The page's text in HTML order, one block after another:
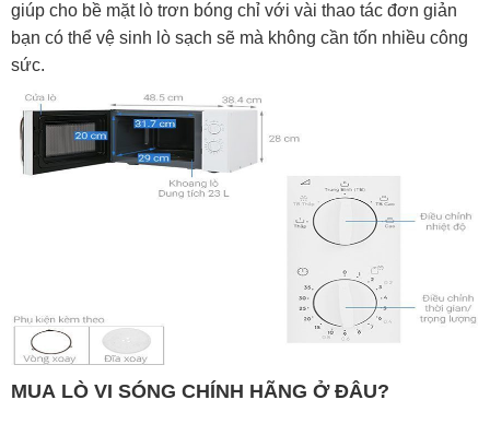
giúp cho bề mặt lò trơn bóng chỉ với vài thao tác đơn giản
bạn có thể vệ sinh lò sạch sẽ mà không cần tốn nhiều công
sức.
MUA LÒ VI SÓNG CHÍNH HÃNG Ở ĐÂU?